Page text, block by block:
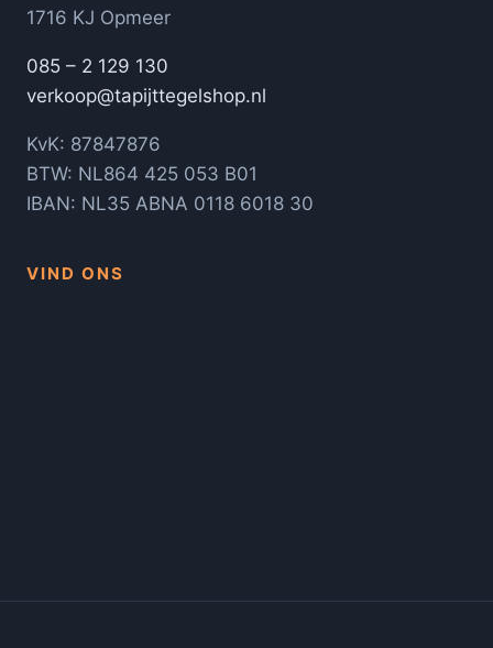
1716 KJ Opmeer
085 – 2 129 130
verkoop@tapijttegelshop.nl
KvK: 87847876
BTW: NL864 425 053 B01
IBAN: NL35 ABNA 0118 6018 30
VIND ONS